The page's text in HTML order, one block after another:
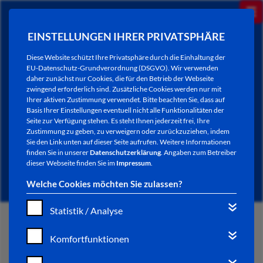
EINSTELLUNGEN IHRER PRIVATSPHÄRE
Diese Website schützt Ihre Privatsphäre durch die Einhaltung der
EU-Datenschutz-Grundverordnung (DSGVO). Wir verwenden
daher zunächst nur Cookies, die für den Betrieb der Webseite
zwingend erforderlich sind. Zusätzliche Cookies werden nur mit
Ihrer aktiven Zustimmung verwendet. Bitte beachten Sie, dass auf
Basis Ihrer Einstellungen eventuell nicht alle Funktionalitäten der
Seite zur Verfügung stehen. Es steht Ihnen jederzeit frei, Ihre
Zustimmung zu geben, zu verweigern oder zurückzuziehen, indem
Sie den Link unten auf dieser Seite aufrufen. Weitere Informationen
finden Sie in unsererDatenschutzerklärung. Angaben zum Betreiber
dieser Webseite finden Sie im Impressum.
Welche Cookies möchten Sie zulassen?
Statistik / Analyse
Komfortfunktionen
NEWSLETTER / CITY LETTER
START